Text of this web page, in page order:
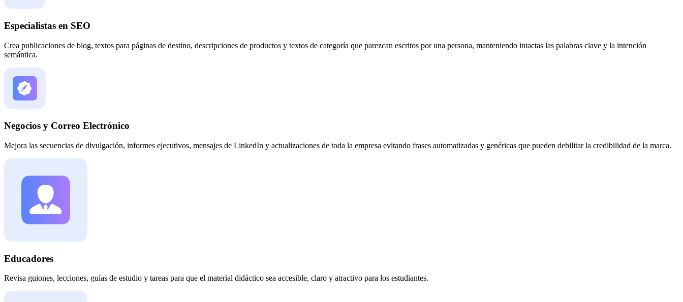
Especialistas en SEO
Crea publicaciones de blog, textos para páginas de destino, descripciones de productos y textos de categoría que parezcan escritos por una persona, manteniendo intactas las palabras clave y la intención
semántica.
Negocios y Correo Electrónico
Mejora las secuencias de divulgación, informes ejecutivos, mensajes de LinkedIn y actualizaciones de toda la empresa evitando frases automatizadas y genéricas que pueden debilitar la credibilidad de la marca.
Educadores
Revisa guiones, lecciones, guías de estudio y tareas para que el material didáctico sea accesible, claro y atractivo para los estudiantes.